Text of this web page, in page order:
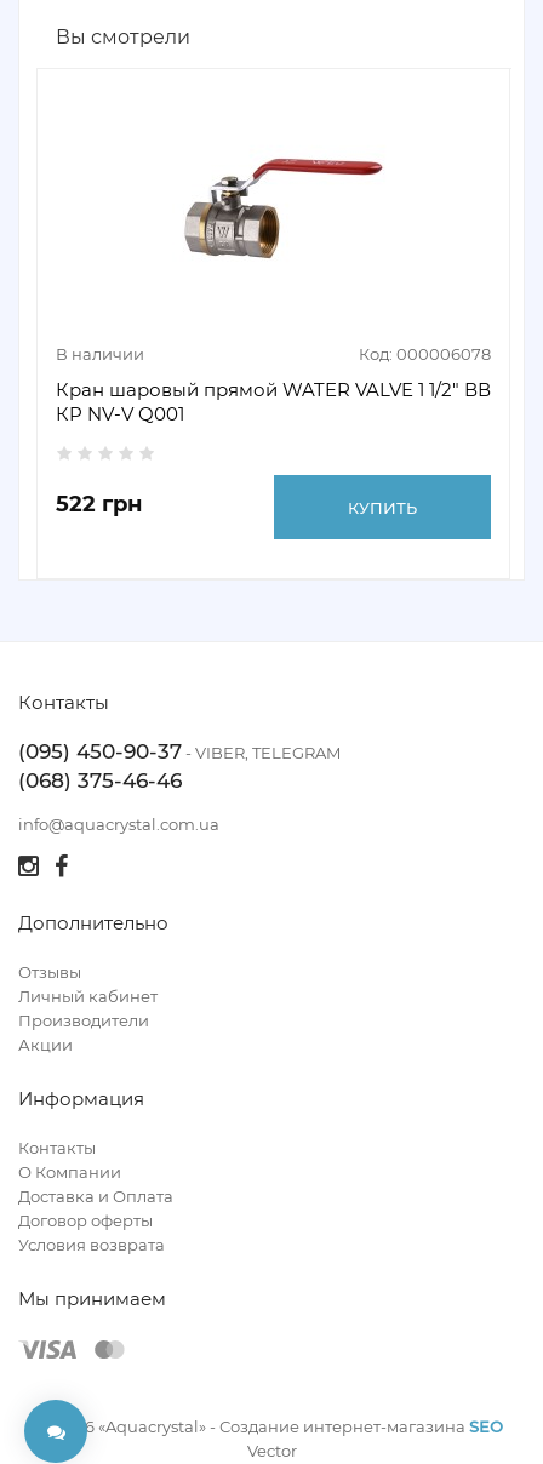
Вы смотрели
В наличии Код: 000006078
Кран шаровый прямой WATER VALVE 1 1/2" ВВ
КP NV-V Q001
522 грн КУПИТЬ
Контакты
(095) 450-90-37- VIBER, TELEGRAM
(068) 375-46-46
info@aquacrystal.com.ua
Дополнительно
Отзывы
Личный кабинет
Производители
Акции
Информация
Контакты
О Компании
Доставка и Оплата
Договор оферты
Условия возврата
Мы принимаем
© 2026 «Aquacrystal» -Создание интернет-магазина SEO
Vector